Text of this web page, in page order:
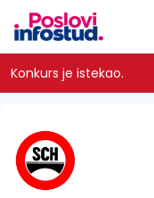
Konkurs je istekao.